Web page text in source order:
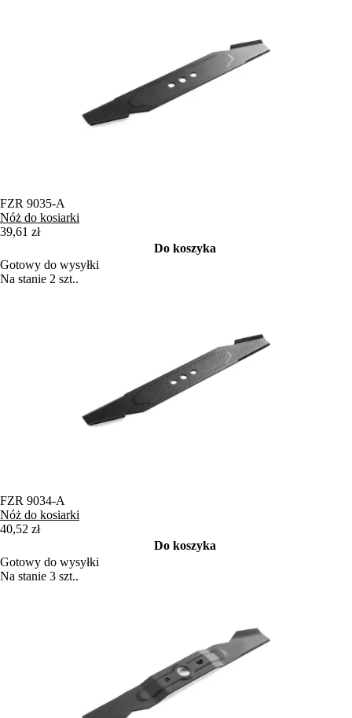
FZR 9035-A
Nóż do kosiarki
39,61 zł
Do koszyka
Gotowy do wysyłki
Na stanie 2 szt..
FZR 9034-A
Nóż do kosiarki
40,52 zł
Do koszyka
Gotowy do wysyłki
Na stanie 3 szt..